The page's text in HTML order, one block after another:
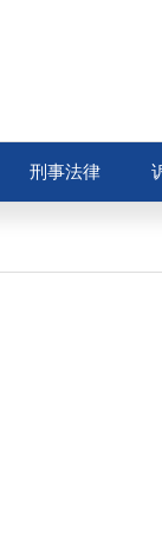
刑事法律